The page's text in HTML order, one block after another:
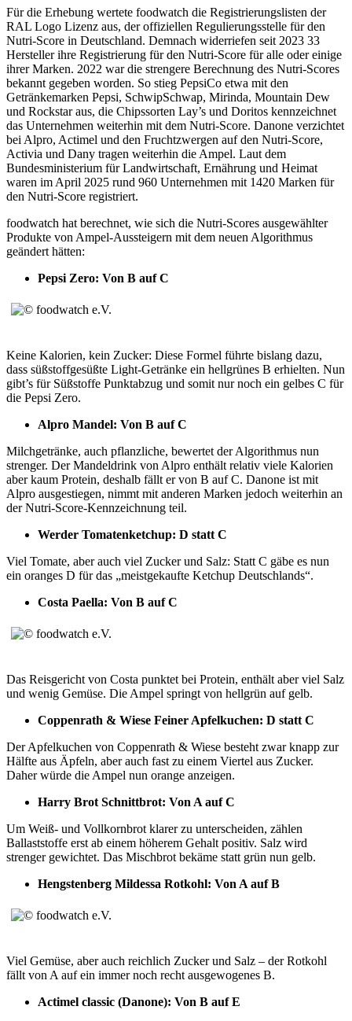
Für die Erhebung wertete foodwatch die Registrierungslisten der
RAL Logo Lizenz aus, der offiziellen Regulierungsstelle für den
Nutri-Score in Deutschland. Demnach widerriefen seit 2023 33
Hersteller ihre Registrierung für den Nutri-Score für alle oder einige
ihrer Marken. 2022 war die strengere Berechnung des Nutri-Scores
bekannt gegeben worden. So stieg PepsiCo etwa mit den
Getränkemarken Pepsi, SchwipSchwap, Mirinda, Mountain Dew
und Rockstar aus, die Chipssorten Lay’s und Doritos kennzeichnet
das Unternehmen weiterhin mit dem Nutri-Score. Danone verzichtet
bei Alpro, Actimel und den Fruchtzwergen auf den Nutri-Score,
Activia und Dany tragen weiterhin die Ampel. Laut dem
Bundesministerium für Landwirtschaft, Ernährung und Heimat
waren im April 2025 rund 960 Unternehmen mit 1420 Marken für
den Nutri-Score registriert.
foodwatch hat berechnet, wie sich die Nutri-Scores ausgewählter
Produkte von Ampel-Aussteigern mit dem neuen Algorithmus
geändert hätten:
Pepsi Zero: Von B auf C
Keine Kalorien, kein Zucker: Diese Formel führte bislang dazu,
dass süßstoffgesüßte Light-Getränke ein hellgrünes B erhielten. Nun
gibt’s für Süßstoffe Punktabzug und somit nur noch ein gelbes C für
die Pepsi Zero.
Alpro Mandel: Von B auf C
Milchgetränke, auch pflanzliche, bewertet der Algorithmus nun
strenger. Der Mandeldrink von Alpro enthält relativ viele Kalorien
aber kaum Protein, deshalb fällt er von B auf C. Danone ist mit
Alpro ausgestiegen, nimmt mit anderen Marken jedoch weiterhin an
der Nutri-Score-Kennzeichnung teil.
Werder Tomatenketchup: D statt C
Viel Tomate, aber auch viel Zucker und Salz: Statt C gäbe es nun
ein oranges D für das „meistgekaufte Ketchup Deutschlands“.
Costa Paella: Von B auf C
Das Reisgericht von Costa punktet bei Protein, enthält aber viel Salz
und wenig Gemüse. Die Ampel springt von hellgrün auf gelb.
Coppenrath & Wiese Feiner Apfelkuchen: D statt C
Der Apfelkuchen von Coppenrath & Wiese besteht zwar knapp zur
Hälfte aus Äpfeln, aber auch fast zu einem Viertel aus Zucker.
Daher würde die Ampel nun orange anzeigen.
Harry Brot Schnittbrot: Von A auf C
Um Weiß- und Vollkornbrot klarer zu unterscheiden, zählen
Ballaststoffe erst ab einem höherem Gehalt positiv. Salz wird
strenger gewichtet. Das Mischbrot bekäme statt grün nun gelb.
Hengstenberg Mildessa Rotkohl: Von A auf B
Viel Gemüse, aber auch reichlich Zucker und Salz – der Rotkohl
fällt von A auf ein immer noch recht ausgewogenes B.
Actimel classic (Danone): Von B auf E